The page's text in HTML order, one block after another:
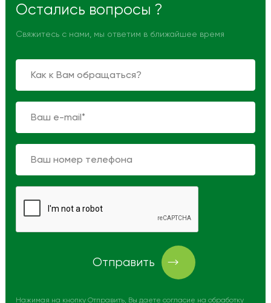
Остались вопросы ?
Свяжитесь с нами, мы ответим в ближайшее время
Отправить
Нажимая на кнопку Отправить, Вы даете согласие на обработку